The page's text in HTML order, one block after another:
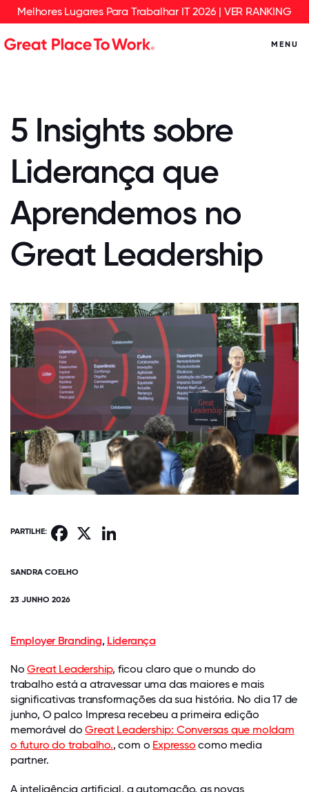
Melhores Lugares Para Trabalhar IT 2026 | VER RANKING
MENU
5 Insights sobre
Liderança que
Aprendemos no
Great Leadership
PARTILHE: Facebook
SANDRA COELHO
23 JUNHO 2026
Employer Branding, Liderança
NoGreat Leadership, ficou claro que o mundo do
trabalho está a atravessar uma das maiores e mais
significativas transformações da sua história. No dia 17 de
junho, O palco Impresa recebeu a primeira edição
memorável doGreat Leadership: Conversas que moldam
o futuro do trabalho., com o Expresso como media
partner.
A inteligência artificial, a automação, as novas